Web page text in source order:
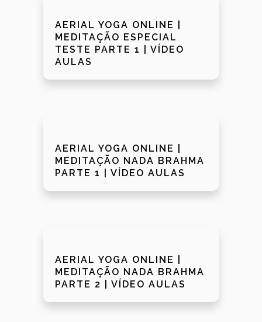
AERIAL YOGA ONLINE |
MEDITAÇÃO ESPECIAL
TESTE PARTE 1 | VÍDEO
AULAS
AERIAL YOGA ONLINE |
MEDITAÇÃO NADA BRAHMA
PARTE 1 | VÍDEO AULAS
AERIAL YOGA ONLINE |
MEDITAÇÃO NADA BRAHMA
PARTE 2 | VÍDEO AULAS